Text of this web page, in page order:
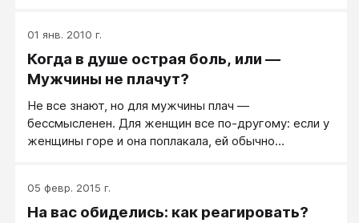
— девочка, а не мальчик.
01 янв. 2010 г.
Когда в душе острая боль, или —
Мужчины не плачут?
Не все знают, но для мужчины плач —
бессмысленен. Для женщин все по-другому: если у
женщины горе и она поплакала, ей обычно
так, их горе и их боль плачем не облегчается, нет.
Мужчины не плачут, потому что для них это обычно
05 февр. 2015 г.
На вас обиделись: как реагировать?